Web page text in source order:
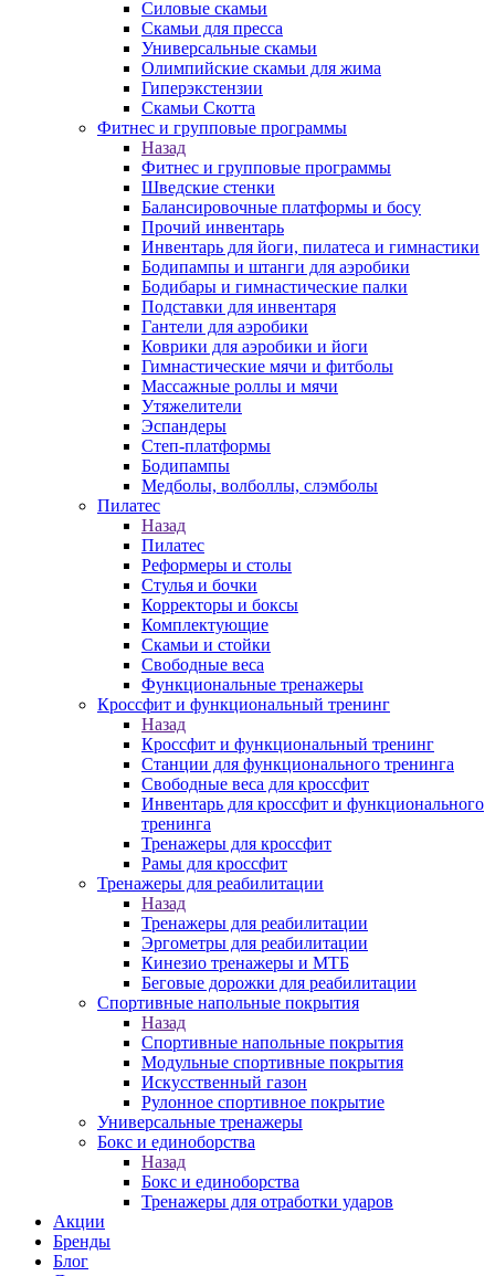
Силовые скамьи
Скамьи для пресса
Универсальные скамьи
Олимпийские скамьи для жима
Гиперэкстензии
Скамьи Скотта
Фитнес и групповые программы
Назад
Фитнес и групповые программы
Шведские стенки
Балансировочные платформы и босу
Прочий инвентарь
Инвентарь для йоги, пилатеса и гимнастики
Бодипампы и штанги для аэробики
Бодибары и гимнастические палки
Подставки для инвентаря
Гантели для аэробики
Коврики для аэробики и йоги
Гимнастические мячи и фитболы
Массажные роллы и мячи
Утяжелители
Эспандеры
Степ-платформы
Бодипампы
Медболы, волболлы, слэмболы
Пилатес
Назад
Пилатес
Реформеры и столы
Стулья и бочки
Корректоры и боксы
Комплектующие
Скамьи и стойки
Свободные веса
Функциональные тренажеры
Кроссфит и функциональный тренинг
Назад
Кроссфит и функциональный тренинг
Станции для функционального тренинга
Свободные веса для кроссфит
Инвентарь для кроссфит и функционального
тренинга
Тренажеры для кроссфит
Рамы для кроссфит
Тренажеры для реабилитации
Назад
Тренажеры для реабилитации
Эргометры для реабилитации
Кинезио тренажеры и МТБ
Беговые дорожки для реабилитации
Спортивные напольные покрытия
Назад
Спортивные напольные покрытия
Модульные спортивные покрытия
Искусственный газон
Рулонное спортивное покрытие
Универсальные тренажеры
Бокс и единоборства
Назад
Бокс и единоборства
Тренажеры для отработки ударов
Акции
Бренды
Блог